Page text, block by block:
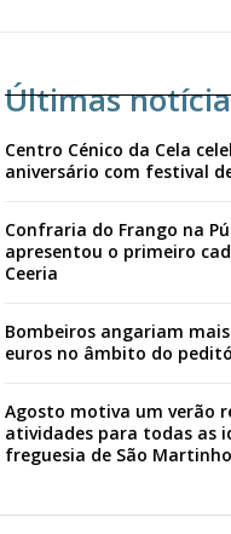
Últimas
Centro Cénico da Cela
aniversário com festival
Confraria do Frango na
apresentou o primeiro
Ceeria
Bombeiros angariam
euros no âmbito do
Agosto motiva um verão
atividades para todas as
freguesia de São